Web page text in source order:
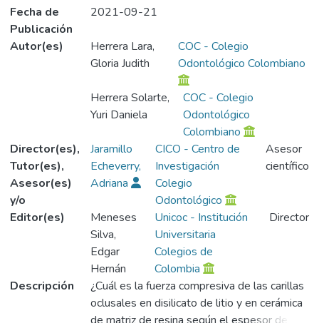
Fecha de
Publicación
2021-09-21
Autor(es)
Herrera Lara,
Gloria Judith
COC - Colegio
Odontológico Colombiano
Herrera Solarte,
Yuri Daniela
COC - Colegio
Odontológico
Colombiano
Director(es),
Tutor(es),
Asesor(es)
y/o
Editor(es)
Jaramillo
Echeverry,
Adriana
CICO - Centro de
Investigación
Colegio
Odontológico
Asesor
científico
Meneses
Silva,
Edgar
Hernán
Unicoc - Institución
Universitaria
Colegios de
Colombia
Director
Descripción
¿Cuál es la fuerza compresiva de las carillas
oclusales en disilicato de litio y en cerámica